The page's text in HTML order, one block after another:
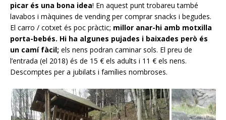
picar és una bona idea! En aquest punt trobareu també
lavabos i màquines de vending per comprar snacks i begudes.
El carro / cotxet és poc pràctic; millor anar-hi amb motxilla
porta-bebés. Hi ha algunes pujades i baixades però és
un camí fàcil; els nens podran caminar sols. El preu de
l’entrada (el 2018) és de 15 € els adults i 11 € els nens.
Descomptes per a jubilats i famílies nombroses.